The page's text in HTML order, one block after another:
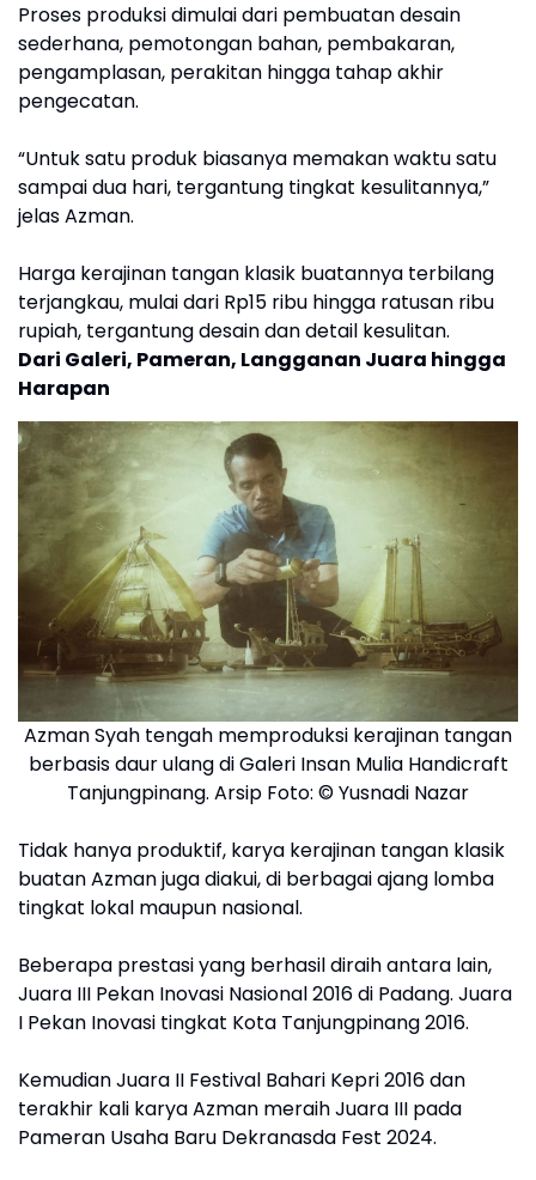
Proses produksi dimulai dari pembuatan desain
sederhana, pemotongan bahan, pembakaran,
pengamplasan, perakitan hingga tahap akhir
pengecatan.
“Untuk satu produk biasanya memakan waktu satu
sampai dua hari, tergantung tingkat kesulitannya,”
jelas Azman.
Harga kerajinan tangan klasik buatannya terbilang
terjangkau, mulai dari Rp15 ribu hingga ratusan ribu
rupiah, tergantung desain dan detail kesulitan.
Dari Galeri, Pameran, Langganan Juara hingga
Harapan
Azman Syah tengah memproduksi kerajinan tangan
berbasis daur ulang di Galeri Insan Mulia Handicraft
Tanjungpinang. Arsip Foto: © Yusnadi Nazar
Tidak hanya produktif, karya kerajinan tangan klasik
buatan Azman juga diakui, di berbagai ajang lomba
tingkat lokal maupun nasional.
Beberapa prestasi yang berhasil diraih antara lain,
Juara III Pekan Inovasi Nasional 2016 di Padang. Juara
I Pekan Inovasi tingkat Kota Tanjungpinang 2016.
Kemudian Juara II Festival Bahari Kepri 2016 dan
terakhir kali karya Azman meraih Juara III pada
Pameran Usaha Baru Dekranasda Fest 2024.